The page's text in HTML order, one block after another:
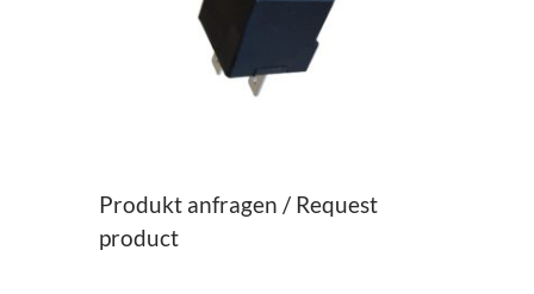
Produkt anfragen / Request
product